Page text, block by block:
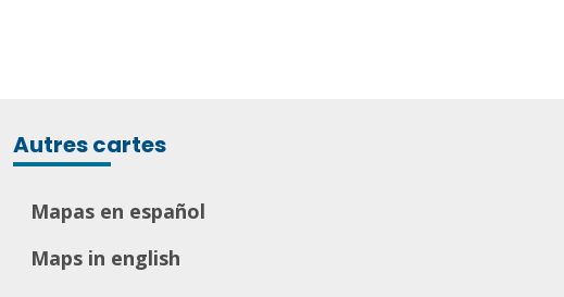
Autres cartes
Mapas en español
Maps in english